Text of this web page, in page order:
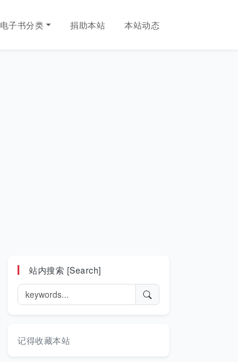
电子书分类 捐助本站 本站动态
站内搜索 [Search]
记得收藏本站